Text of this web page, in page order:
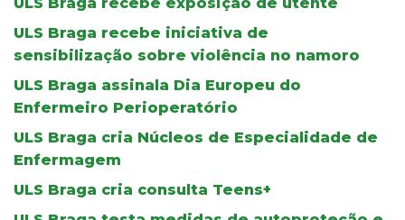
ULS Braga recebe iniciativa de
sensibilização sobre violência no namoro
ULS Braga assinala Dia Europeu do
Enfermeiro Perioperatório
ULS Braga cria Núcleos de Especialidade de
Enfermagem
ULS Braga cria consulta Teens+